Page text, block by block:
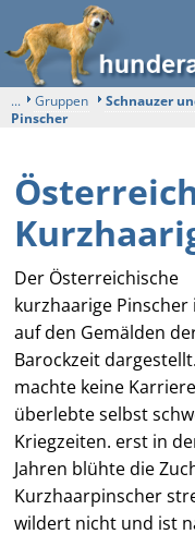
... Gruppen Schnauzer
Pinscher
Der Österreichische
kurzhaarige Pinscher
auf den Gemälden
Barockzeit
machte keine
überlebte selbst
Kriegzeiten. erst in
Jahren blühte die
Kurzhaarpinscher
wildert nicht und ist